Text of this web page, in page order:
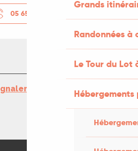
Grands
Randonnées
Le Tour du Lot
05 65 32 23
une erreur